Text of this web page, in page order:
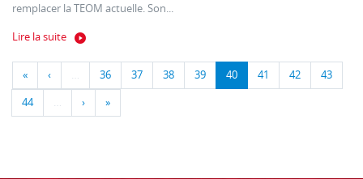
remplacer la TEOM actuelle. Son...
Lire la suite
« ‹ … 36 37 38 39 40 41 42 43
44 … › »